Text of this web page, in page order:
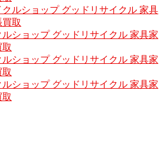
ルショップ グッドリサイクル 家具
取
ショップ グッドリサイクル 家具家
ショップ グッドリサイクル 家具家
ショップ グッドリサイクル 家具家